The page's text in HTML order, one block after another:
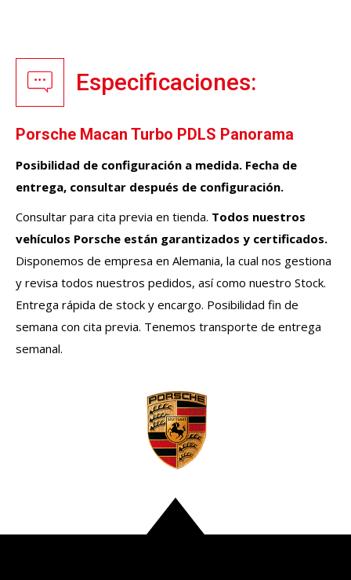
Especificaciones:
Porsche Macan Turbo PDLS Panorama
Posibilidad de configuración a medida. Fecha de
entrega, consultar después de configuración.
Consultar para cita previa en tienda. Todos nuestros
vehículos Porsche están garantizados y certificados.
Disponemos de empresa en Alemania, la cual nos gestiona
y revisa todos nuestros pedidos, así como nuestro Stock.
Entrega rápida de stock y encargo. Posibilidad fin de
semana con cita previa. Tenemos transporte de entrega
semanal.